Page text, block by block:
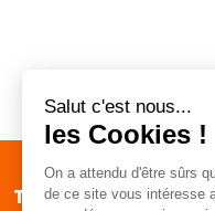
TraiteurCoeur